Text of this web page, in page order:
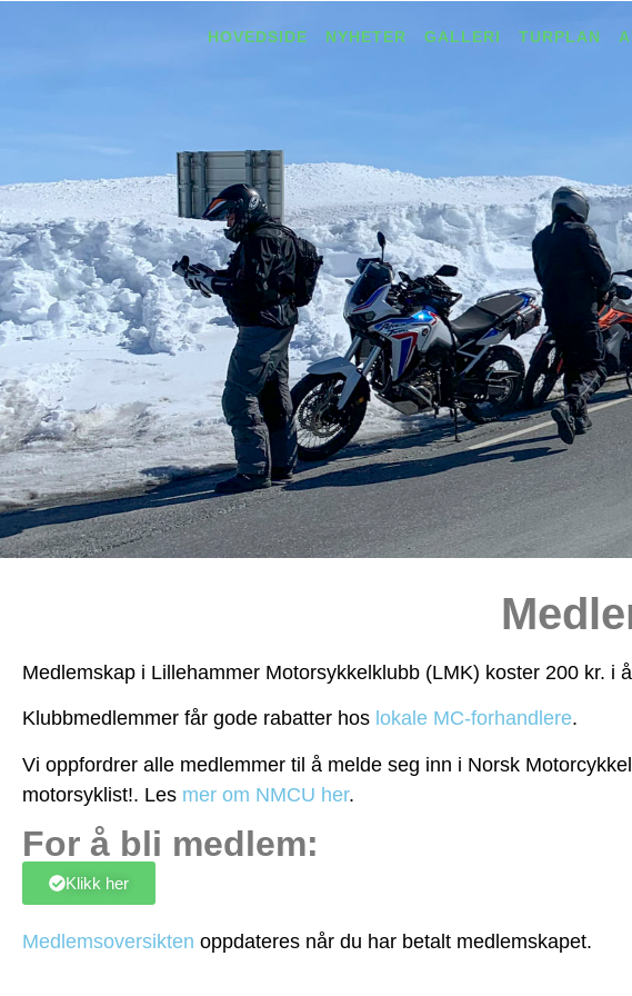
HOVEDSIDE NYHETER GALLERI TURPLAN
Medlemskap i Lillehammer Motorsykkelklubb (LMK) koster 200 kr. i
Klubbmedlemmer får gode rabatter hos lokale MC-forhandlere.
Vi oppfordrer alle medlemmer til å melde seg inn i Norsk
motorsyklist!. Les mer om NMCU her.
For å bli medlem:
Klikk her
Medlemsoversikten oppdateres når du har betalt medlemskapet.